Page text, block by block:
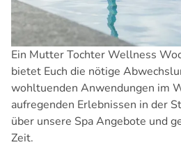
Ein Mutter Tochter Wellness
bietet Euch die nötige
wohltuenden Anwendungen im
aufregenden Erlebnissen in der
über unsere Spa Angebote und
Zeit.